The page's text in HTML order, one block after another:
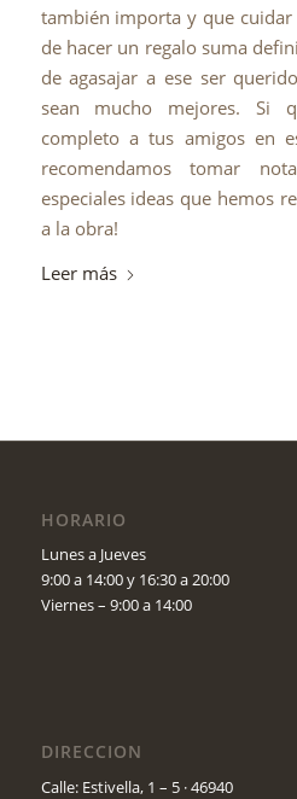
también importa y que
de hacer un regalo suma
de agasajar a ese ser
sean mucho mejores. Si
completo a tus amigos en
recomendamos tomar
especiales ideas que hemos
a la obra!
Leer más
HORARIO
Lunes a Jueves
9:00 a 14:00 y 16:30 a 20:00
Viernes – 9:00 a 14:00
DIRECCION
Calle: Estivella, 1 – 5 · 46940